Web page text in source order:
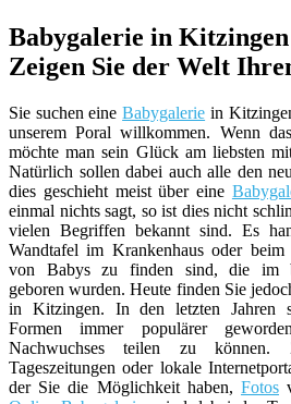
Babygalerie in Kitzingen
Zeigen Sie der Welt
Sie suchen eineBabygalerie in
unserem Poral willkommen. Wenn
möchte man sein Glück am liebsten
Natürlich sollen dabei auch alle den
dies geschieht meist über eine
einmal nichts sagt, so ist dies nicht
vielen Begriffen bekannt sind. Es
Wandtafel im Krankenhaus oder
von Babys zu finden sind, die im
geboren wurden. Heute finden Sie
in Kitzingen. In den letzten Jahren
Formen immer populärer
Nachwuchses teilen zu
Tageszeitungen oder lokale
der Sie die Möglichkeit haben, Fotos